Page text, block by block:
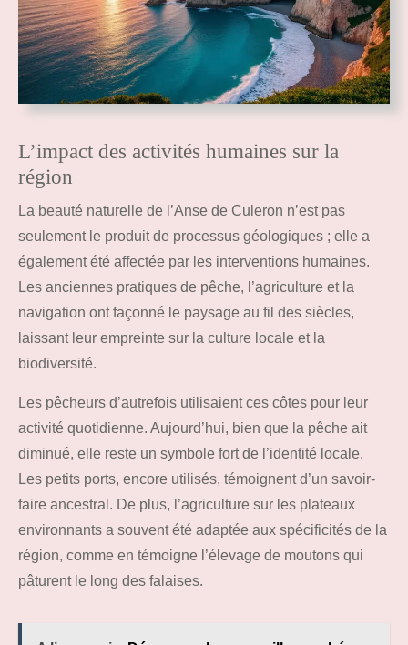
L’impact des activités humaines sur la
région
La beauté naturelle de l’Anse de Culeron n’est pas
seulement le produit de processus géologiques ; elle a
également été affectée par les interventions humaines.
Les anciennes pratiques de pêche, l’agriculture et la
navigation ont façonné le paysage au fil des siècles,
laissant leur empreinte sur la culture locale et la
biodiversité.
Les pêcheurs d’autrefois utilisaient ces côtes pour leur
activité quotidienne. Aujourd’hui, bien que la pêche ait
diminué, elle reste un symbole fort de l’identité locale.
Les petits ports, encore utilisés, témoignent d’un savoir-
faire ancestral. De plus, l’agriculture sur les plateaux
environnants a souvent été adaptée aux spécificités de la
région, comme en témoigne l’élevage de moutons qui
pâturent le long des falaises.